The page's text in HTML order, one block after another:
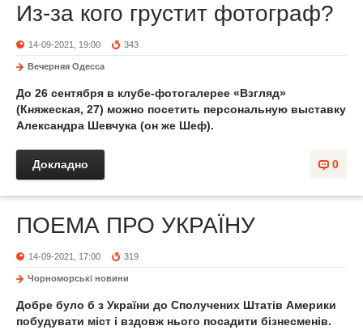
Из-за кого грустит фотограф?
14-09-2021, 19:00 343
Вечерняя Одесса
До 26 сентября в клубе-фотогалерее «Взгляд»
(Княжеская, 27) можно посетить персональную выставку
Александра Шевчука (он же Шеф).
0
Докладно
ПОЕМА ПРО УКРАЇНУ
14-09-2021, 17:00 319
Чорноморські новини
Добре було б з України до Сполучених Штатів Америки
побудувати міст і вздовж нього посадити бізнесменів.